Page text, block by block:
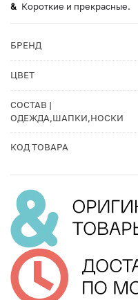
Короткие и прекрасные.
БРЕНД
ЦВЕТ
СОСТАВ |
ОДЕЖДА,ШАПКИ,НОСКИ
КОД ТОВАРА